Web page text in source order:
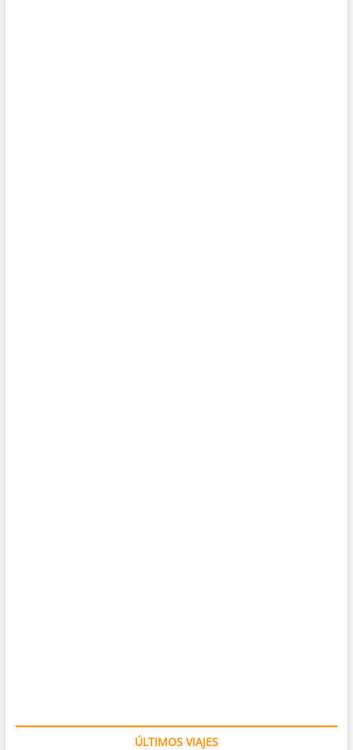
ÚLTIMOS VIAJES